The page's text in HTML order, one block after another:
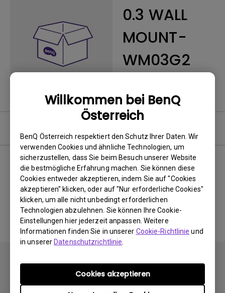
Willkommen bei BenQ
Österreich
BenQ Österreich respektiert den Schutz Ihrer Daten. Wir
verwenden Cookies und ähnliche Technologien, um
sicherzustellen, dass Sie beim Besuch unserer Website
die bestmögliche Erfahrung machen. Sie können diese
Cookies entweder akzeptieren, indem Sie auf "Cookies
akzeptieren" klicken, oder auf "Nur erforderliche Cookies"
klicken, um alle nicht unbedingt erforderlichen
Technologien abzulehnen. Sie können Ihre Cookie-
Einstellungen hier jederzeit anpassen. Weitere
Informationen finden Sie in unserer Cookie-Richtlinie und
in unsererDatenschutzrichtlinie
Cookies akzeptieren
0.3 WALL
MOUNT-
WM03G2
Keine zugehörigen Software
&amp; Treiber